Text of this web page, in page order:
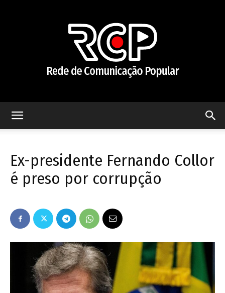
Comunicação
Popular
Ex-presidente Fernando Collor
é preso por corrupção